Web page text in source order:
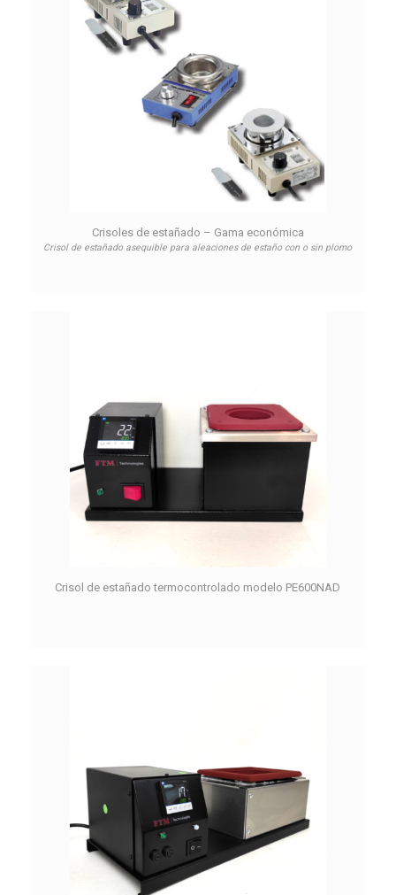
Crisoles de estañado – Gama económica
Crisol de estañado asequible para aleaciones de estaño con o sin plomo
Crisol de estañado termocontrolado modelo PE600NAD